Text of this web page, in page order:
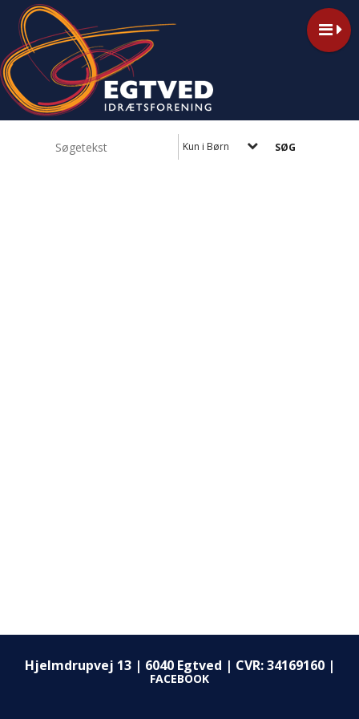
Kun i Børn
Hjelmdrupvej 13 | 6040 Egtved | CVR: 34169160 |
FACEBOOK